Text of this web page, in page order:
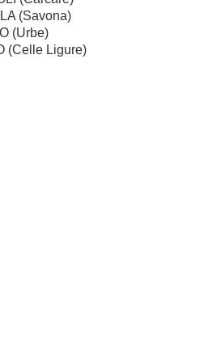
(Savona)
(Urbe)
(Celle Ligure)